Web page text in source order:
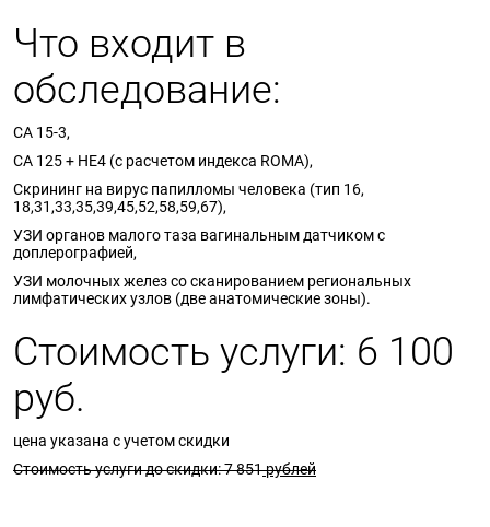
Что входит в
обследование:
СА 15-3,
CA 125 + HE4 (с расчетом индекса ROMA),
Скрининг на вирус папилломы человека (тип 16,
18,31,33,35,39,45,52,58,59,67),
УЗИ органов малого таза вагинальным датчиком с
доплерографией,
УЗИ молочных желез со сканированием региональных
лимфатических узлов (две анатомические зоны).
Стоимость услуги: 6 100
руб.
цена указана с учетом скидки
Стоимость услуги до скидки: 7 851рублей